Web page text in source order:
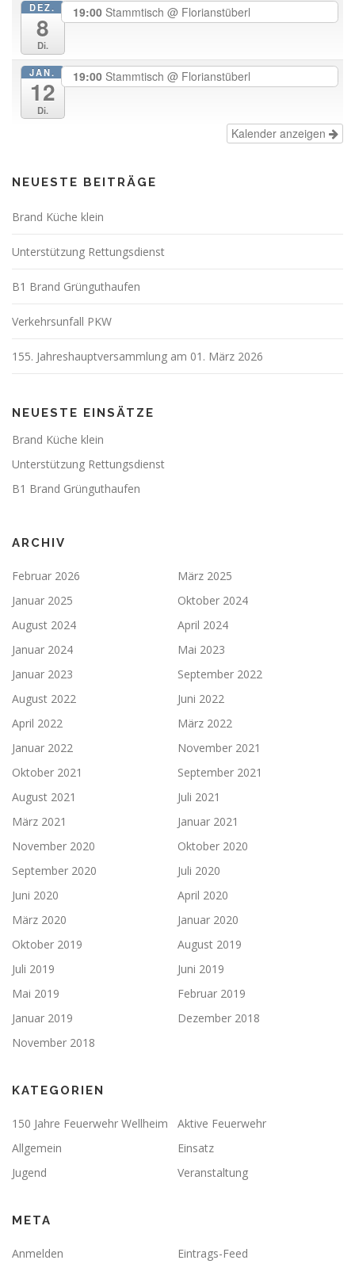
DEZ.
8
Di.
19:00 Stammtisch @ Florianstüberl
JAN.
12
Di.
19:00 Stammtisch @ Florianstüberl
Kalender anzeigen
NEUESTE BEITRÄGE
Brand Küche klein
Unterstützung Rettungsdienst
B1 Brand Grünguthaufen
Verkehrsunfall PKW
155. Jahreshauptversammlung am 01. März 2026
NEUESTE EINSÄTZE
Brand Küche klein
Unterstützung Rettungsdienst
B1 Brand Grünguthaufen
ARCHIV
Februar 2026
März 2025
Januar 2025
Oktober 2024
August 2024
April 2024
Januar 2024
Mai 2023
Januar 2023
September 2022
August 2022
Juni 2022
April 2022
März 2022
Januar 2022
November 2021
Oktober 2021
September 2021
August 2021
Juli 2021
März 2021
Januar 2021
November 2020
Oktober 2020
September 2020
Juli 2020
Juni 2020
April 2020
März 2020
Januar 2020
Oktober 2019
August 2019
Juli 2019
Juni 2019
Mai 2019
Februar 2019
Januar 2019
Dezember 2018
November 2018
KATEGORIEN
150 Jahre Feuerwehr Wellheim
Aktive Feuerwehr
Allgemein
Einsatz
Jugend
Veranstaltung
META
Anmelden
Eintrags-Feed